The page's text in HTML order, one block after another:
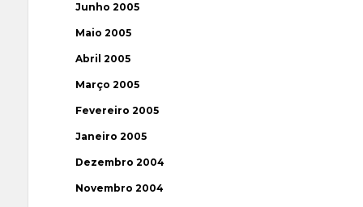
Junho 2005
Maio 2005
Abril 2005
Março 2005
Fevereiro 2005
Janeiro 2005
Dezembro 2004
Novembro 2004